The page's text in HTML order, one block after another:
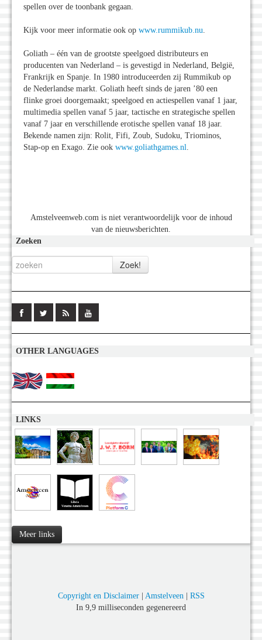
spellen over de toonbank gegaan.
Kijk voor meer informatie ook op www.rummikub.nu
Goliath – één van de grootste speelgoed distributeurs en
producenten van Nederland – is gevestigd in Nederland, België,
Frankrijk en Spanje. In 1980 introduceerden zij Rummikub op
de Nederlandse markt. Goliath heeft sinds de jaren ’80 een
flinke groei doorgemaakt; speelgoed en actiespellen vanaf 1 jaar,
multimedia spellen vanaf 5 jaar, tactische en strategische spellen
vanaf 7 jaar en verschillende erotische spellen vanaf 18 jaar.
Bekende namen zijn: Rolit, Fifi, Zoub, Sudoku, Triominos,
Stap-op en Exago. Zie ook www.goliathgames.nl
Amstelveenweb.com is niet verantwoordelijk voor de inhoud
van de nieuwsberichten.
Zoeken
OTHER LANGUAGES
LINKS
Meer links
Copyright en Disclaimer| Amstelveen | RSS
In 9,9 milliseconden gegenereerd